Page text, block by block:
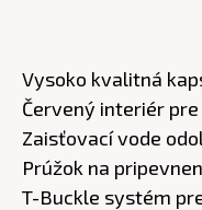
Vysoko kvalitná
Červený interiér
Zaisťovací vode
Prúžok na
T-Buckle systém